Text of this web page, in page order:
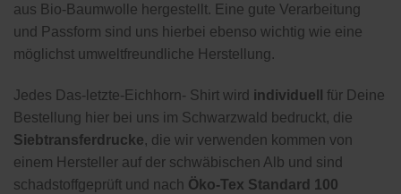
aus Bio-Baumwolle hergestellt. Eine gute Verarbeitung
und Passform sind uns hierbei ebenso wichtig wie eine
möglichst umweltfreundliche Herstellung.
Jedes Das-letzte-Eichhorn- Shirt wird individuell
für Deine
Bestellung hier bei uns im Schwarzwald bedruckt, die
Siebtransferdrucke, die wir verwenden kommen von
einem Hersteller auf der schwäbischen Alb und sind
schadstoffgeprüft und nach Öko-Tex Standard 100